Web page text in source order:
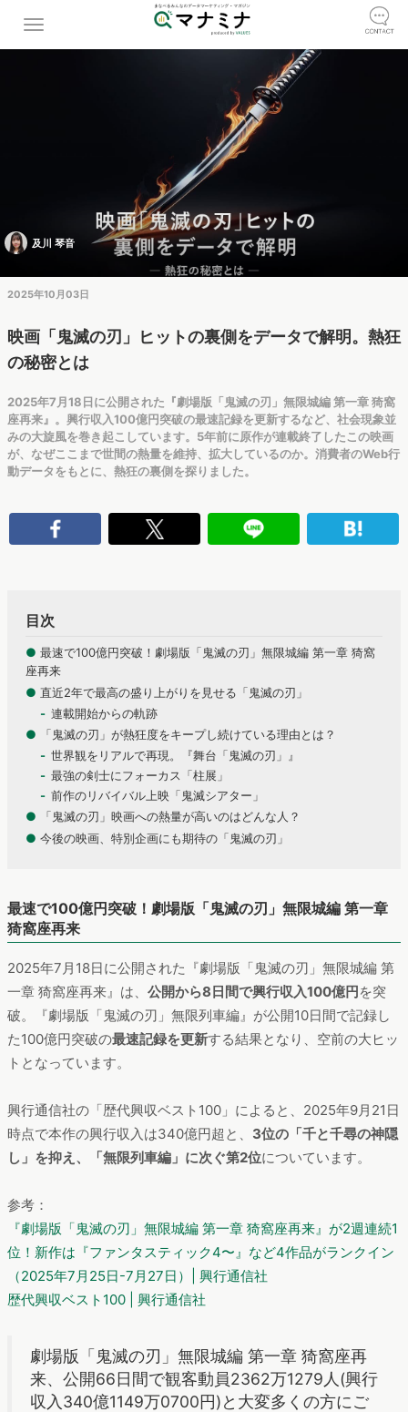
及川 琴音
2025年10月03日
映画「鬼滅の刃」ヒットの裏側をデータで解明。熱狂
の秘密とは
2025年7月18日に公開された『劇場版「鬼滅の刃」無限城編 第一章 猗窩
座再来』。興行収入100億円突破の最速記録を更新するなど、社会現象並
みの大旋風を巻き起こしています。5年前に原作が連載終了したこの映画
が、なぜここまで世間の熱量を維持、拡大しているのか。消費者のWeb行
動データをもとに、熱狂の裏側を探りました。
目次
● 最速で100億円突破！劇場版「鬼滅の刃」無限城編 第一章 猗窩
座再来
● 直近2年で最高の盛り上がりを見せる「鬼滅の刃」
連載開始からの軌跡
● 「鬼滅の刃」が熱狂度をキープし続けている理由とは？
世界観をリアルで再現。『舞台「鬼滅の刃」』
最強の剣士にフォーカス「柱展」
前作のリバイバル上映「鬼滅シアター」
● 「鬼滅の刃」映画への熱量が高いのはどんな人？
● 今後の映画、特別企画にも期待の「鬼滅の刃」
最速で100億円突破！劇場版「鬼滅の刃」無限城編 第一章
猗窩座再来
2025年7月18日に公開された『劇場版「鬼滅の刃」無限城編 第
一章 猗窩座再来』は、 公開から8日間で興行収入100億円を突
破。『劇場版「鬼滅の刃」無限列車編』が公開10日間で記録し
た100億円突破の最速記録を更新する結果となり、空前の大ヒッ
トとなっています。
興行通信社の「歴代興収ベスト100」によると、2025年9月21日
時点で本作の興行収入は340億円超と、 3位の「千と千尋の神隠
し」を抑え、「無限列車編」に次ぐ第2位についています。
参考：
『劇場版「鬼滅の刃」無限城編 第一章 猗窩座再来』が2週連続1
位！新作は『ファンタスティック4〜』など4作品がランクイン
（2025年7月25日-7月27日）| 興行通信社
歴代興収ベスト100 | 興行通信社
劇場版「鬼滅の刃」無限城編 第一章 猗窩座再
来、公開66日間で観客動員2362万1279人(興行
収入340億1149万0700円)と大変多くの方にご